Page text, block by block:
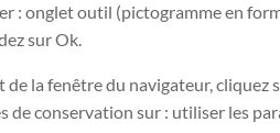
: onglet outil (pictogramme en
sur Ok.
de la fenêtre du navigateur,
de conservation sur : utiliser les